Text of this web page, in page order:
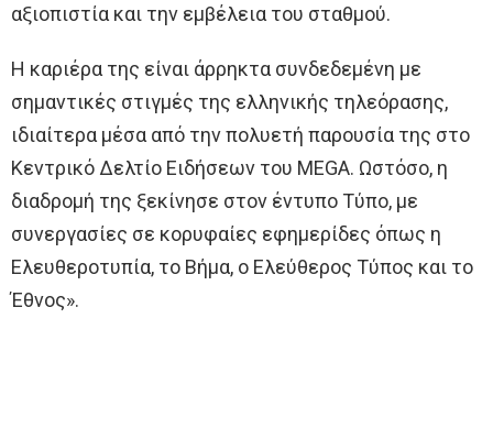
αξιοπιστία και την εμβέλεια του σταθμού.
Η καριέρα της είναι άρρηκτα συνδεδεμένη με
σημαντικές στιγμές της ελληνικής τηλεόρασης,
ιδιαίτερα μέσα από την πολυετή παρουσία της στο
Κεντρικό Δελτίο Ειδήσεων του MEGA. Ωστόσο, η
διαδρομή της ξεκίνησε στον έντυπο Τύπο, με
συνεργασίες σε κορυφαίες εφημερίδες όπως η
Ελευθεροτυπία, το Βήμα, ο Ελεύθερος Τύπος και το
Έθνος».